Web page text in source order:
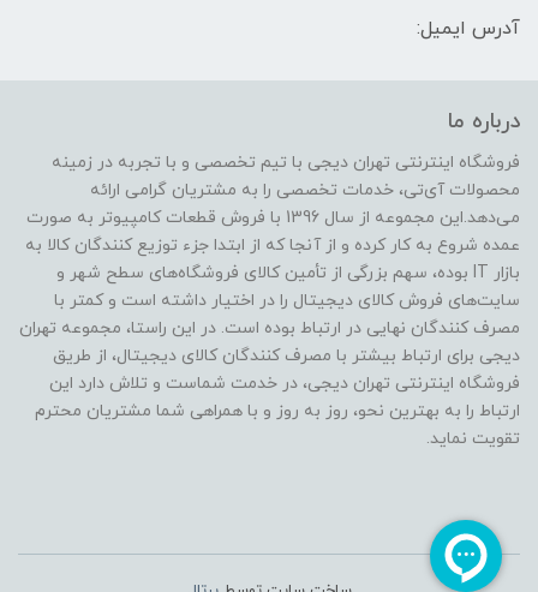
آدرس ایمیل:
درباره ما
فروشگاه اینترنتی تهران دیجی با تیم تخصصی و با تجربه در زمینه
محصولات آی‌تی، خدمات تخصصی را به مشتریان گرامی ارائه
می‌دهد.این مجموعه از سال 1396 با فروش قطعات کامپیوتر به صورت
عمده شروع به کار کرده و از آنجا که از ابتدا جزء توزیع کنندگان کالا به
بازار IT بوده، سهم بزرگی از تأمین کالای فروشگاه‌های سطح شهر و
سایت‌های فروش کالای دیجیتال را در اختیار داشته است و کمتر با
مصرف کنندگان نهایی در ارتباط بوده است. در این راستا، مجموعه تهران
دیجی برای ارتباط بیشتر با مصرف کنندگان کالای دیجیتال، از طریق
فروشگاه اینترنتی تهران دیجی، در خدمت شماست و تلاش دارد این
ارتباط را به بهترین نحو، روز به روز و با همراهی شما مشتریان محترم
تقویت نماید.